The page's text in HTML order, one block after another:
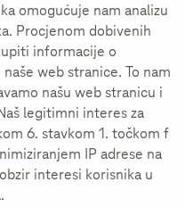
omogućuje nam analizu
Procjenom dobivenih
informacije o
web stranice. To nam
našu web stranicu i
legitimni interes za
6. stavkom 1. točkom f
IP adrese na
interesi korisnika u